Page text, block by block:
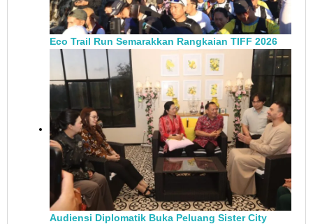
Eco Trail Run Semarakkan Rangkaian TIFF 2026
Audiensi Diplomatik Buka Peluang Sister City